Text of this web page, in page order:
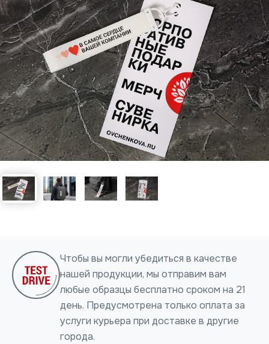
Чтобы вы могли убедиться в качестве
нашей продукции, мы отправим вам
любые образцы бесплатно сроком на 21
день. Предусмотрена только оплата за
услуги курьера при доставке в другие
города.
Нажимая на кнопку, я даю согласие на обработку